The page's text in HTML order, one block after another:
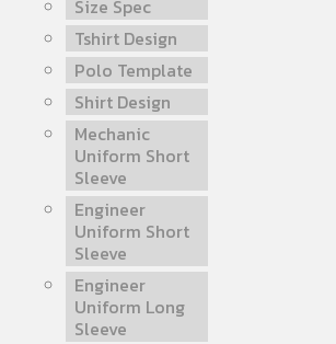
Size Spec
Tshirt Design
Polo Template
Shirt Design
Mechanic
Uniform Short
Sleeve
Engineer
Uniform Short
Sleeve
Engineer
Uniform Long
Sleeve